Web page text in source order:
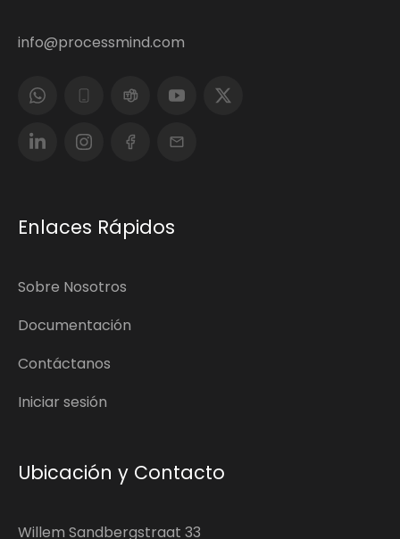
info@processmind.com
Enlaces Rápidos
Sobre Nosotros
Documentación
Contáctanos
Iniciar sesión
Ubicación y Contacto
Willem Sandbergstraat 33